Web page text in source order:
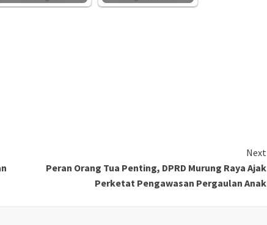
Next
Peran Orang Tua Penting, DPRD Murung Raya Ajak
Perketat Pengawasan Pergaulan Anak